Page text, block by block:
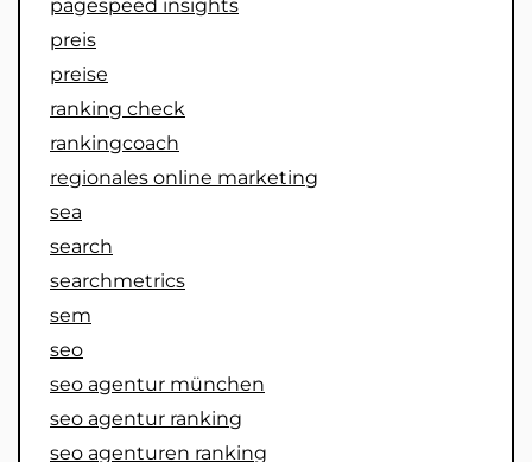
pagespeed insights
preis
preise
ranking check
rankingcoach
regionales online marketing
sea
search
searchmetrics
sem
seo
seo agentur münchen
seo agentur ranking
seo agenturen ranking